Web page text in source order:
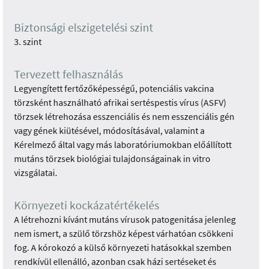
Biztonsági elszigetelési szint
3. szint
Tervezett felhasználás
Legyengített fertőzőképességű, potenciális vakcina
törzsként használható afrikai sertéspestis vírus (ASFV)
törzsek létrehozása esszenciális és nem esszenciális gén
vagy gének kiütésével, módosításával, valamint a
Kérelmező által vagy más laboratóriumokban előállított
mutáns törzsek biológiai tulajdonságainak in vitro
vizsgálatai.
Környezeti kockázatértékelés
A létrehozni kívánt mutáns vírusok patogenitása jelenleg
nem ismert, a szülő törzshöz képest várhatóan csökkeni
fog. A kórokozó a külső környezeti hatásokkal szemben
rendkívül ellenálló, azonban csak házi sertéseket és